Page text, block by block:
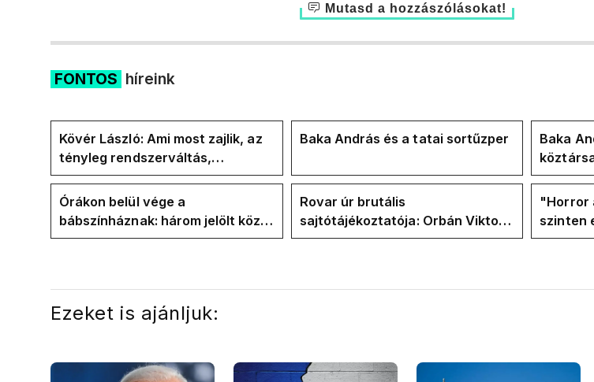
Mutasd a hozzászólásokat!
FONTOS híreink
Kövér László: Ami most zajlik, az
tényleg rendszerváltás,
pontosabban
rendszervisszaváltás
Baka András és a tatai sortűzper
Baka
Órákon belül vége a
bábszínháznak: három jelölt közül
"választ" ma államfőt a Tisza-
Rovar úr brutális
sajtótájékoztatója: Orbán Viktor
és a Vadhajtások a felelős a
"Horror
szinten
Ezeket is ajánljuk: